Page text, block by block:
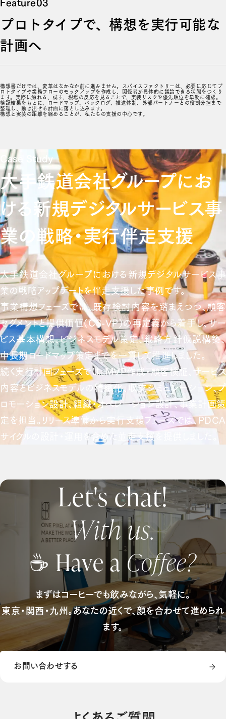
プロトタイプで、構想を実行可能な
計画へ
構想書だけでは、変革はなかなか前に進みません。スパイスファクトリーは、必要に応じてプ
ロトタイプや業務フローのモックアップを作成し、関係者が具体的に議論できる状態をつくり
ます。実際に触れる、試す、現場の反応を見ることで、実装リスクや優先順位を早期に確認。
検証結果をもとに、ロードマップ、バックログ、推進体制、外部パートナーとの役割分担まで
整理し、動き出せる計画に落とし込みます。
構想と実装の距離を縮めることが、私たちの支援の中心です。
Case Study
大手鉄道会社グループにお
ける新規デジタルサービス事
業の戦略・実行伴走支援
大手鉄道会社グループにおける新規デジタルサービス事
業の戦略アップデートを伴走支援した事例です。
事業構想フェーズでは、既存検討内容を踏まえつつ、顧客
セグメントと提供価値（CS-VP）の再定義から着手し、サー
ビス基本構想、ビジネスモデル策定、戦略方針仮説構築、
中長期ロードマップ策定までを一貫して推進しました。
続く実行計画フェーズでは、MVP作成・顧客検証、サービス
内容とビジネスモデルの精緻化、収支シミュレーション、プ
ロモーション設計、組織・オペレーション設計、事業計画策
定を担当。リリース準備から実行支援フェーズでは、PDCA
サイクルの設計・運用を含めた並走支援を提供しました。
Let's chat!
With us.
☕ Have aCoffee?
まずはコーヒーでも飲みながら、気軽に。
東京・関西・九州。あなたの近くで、顔を合わせて進められ
ます。
お問い合わせする